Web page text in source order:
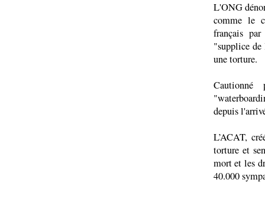
L'ONG
comme le
français
"supplice
une torture.
depuis
L’ACAT,
torture et
mort et les
40.000